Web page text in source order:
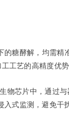
糖酵解，均需精
工艺的高精度优
芯片中，通过
式监测，避免